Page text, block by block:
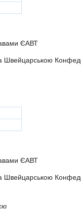
ЄАВТ
Швейцарською
ЄАВТ
Швейцарською